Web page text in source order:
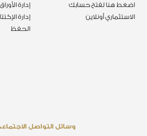
إدارة
إدارة
الحفظ
اضغط هنا لفتح حسابك
الاستثماري أونلاين
وسائل التواصل